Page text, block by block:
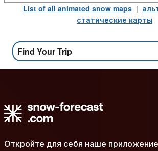
List of all animated snow maps|
статические карты
Find Your Trip
Откройте для себя наше приложение